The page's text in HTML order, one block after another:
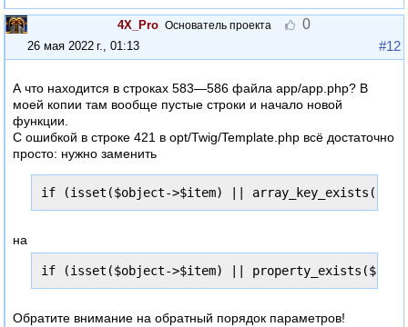
4X_Pro Основатель проекта 0
26 мая 2022 г., 01:13 #12
А что находится в строках 583—586 файла app/app.php? В
моей копии там вообще пустые строки и начало новой
функции.
С ошибкой в строке 421 в opt/Twig/Template.php всё достаточно
просто: нужно заменить
if (isset($object->$item) ||
на
if (isset($object->$item) ||
Обратите внимание на обратный порядок параметров!